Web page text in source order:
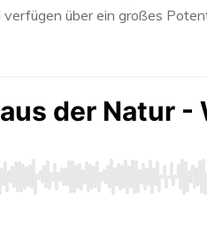
über ein großes